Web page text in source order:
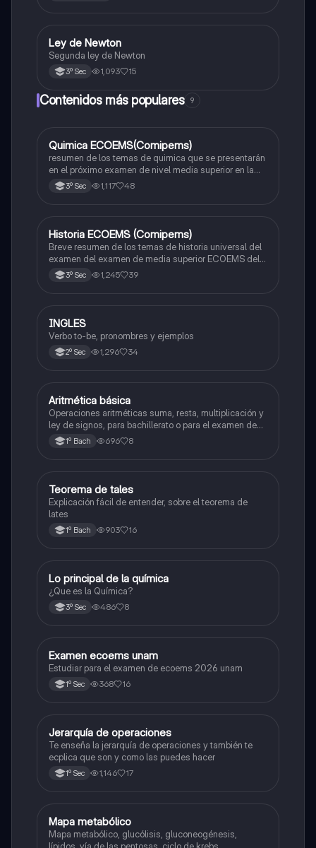
Física
Ley de Newton
Segunda ley de Newton
3º Sec 1,093 15
Contenidos más populares 9
Química
Quimica ECOEMS(Comipems)
resumen de los temas de quimica que se presentarán
en el próximo examen de nivel media superior en la
zona metropolitana de el valle de México
3º Sec 1,117 48
Historia
Historia ECOEMS (Comipems)
Breve resumen de los temas de historia universal del
examen del examen de media superior ECOEMS del
valle de México
3º Sec 1,245 39
Inglés
INGLES
Verbo to-be, pronombres y ejemplos
2º Sec 1,296 34
Matemáticas
Aritmética básica
Operaciones aritméticas suma, resta, multiplicación y
ley de signos, para bachillerato o para el examen de
admisión a la universidad
1º Bach 696 8
Matemáticas
Teorema de tales
Explicación fácil de entender, sobre el teorema de
lates
1º Bach 903 16
Química
Lo principal de la química
¿Que es la Química?
3º Sec 486 8
Español
Examen ecoems unam
Estudiar para el examen de ecoems 2026 unam
1º Sec 368 16
Matemáticas
Jerarquía de operaciones
Te enseña la jerarquía de operaciones y también te
ecplica que son y como las puedes hacer
1º Sec 1,146 17
Biología
Mapa metabólico
Mapa metabólico, glucólisis, gluconeogénesis,
lípidos, vía de las pentosas, ciclo de krebs